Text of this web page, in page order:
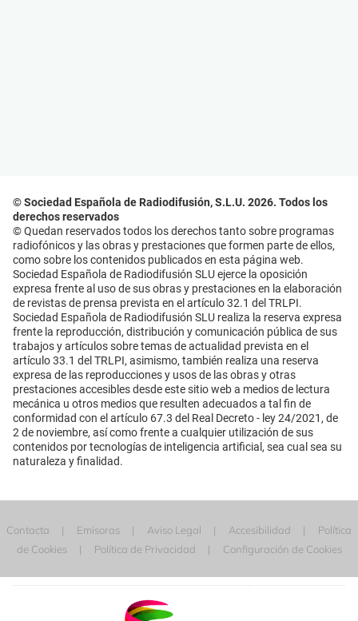
© Sociedad Española de Radiodifusión, S.L.U. 2026. Todos los
derechos reservados
© Quedan reservados todos los derechos tanto sobre programas
radiofónicos y las obras y prestaciones que formen parte de ellos,
como sobre los contenidos publicados en esta página web.
Sociedad Española de Radiodifusión SLU ejerce la oposición
expresa frente al uso de sus obras y prestaciones en la elaboración
de revistas de prensa prevista en el artículo 32.1 del TRLPI.
Sociedad Española de Radiodifusión SLU realiza la reserva expresa
frente la reproducción, distribución y comunicación pública de sus
trabajos y artículos sobre temas de actualidad prevista en el
artículo 33.1 del TRLPI, asimismo, también realiza una reserva
expresa de las reproducciones y usos de las obras y otras
prestaciones accesibles desde este sitio web a medios de lectura
mecánica u otros medios que resulten adecuados a tal fin de
conformidad con el artículo 67.3 del Real Decreto - ley 24/2021, de
2 de noviembre, así como frente a cualquier utilización de sus
contenidos por tecnologías de inteligencia artificial, sea cual sea su
naturaleza y finalidad.
Contacta Emisoras Aviso Legal Accesibilidad
Política
de Cookies
Política de Privacidad Configuración de Cookies